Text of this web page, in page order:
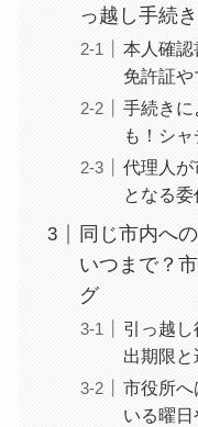
っ越し手続
本人確
免許証
手続きに
も！シ
代理人
となる
同じ市内へ
いつまで？
グ
引っ越
出期限
市役所へ
いる曜